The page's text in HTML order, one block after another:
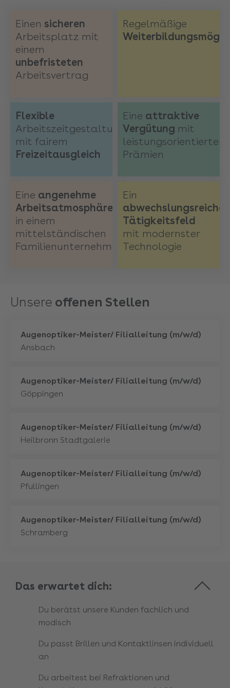
Einen sicheren
Arbeitsplatz mit
einem
unbefristeten
Arbeitsvertrag
Regelmäßige
Eine attraktive
Vergütung mit
leistungsorientierten
Prämien
Flexible
Arbeitszeitgestaltung
mit fairem
Freizeitausgleich
Eine angenehme
Arbeitsatmosphäre
in einem
mittelständischen
Familienunternehmen
Ein
abwechslungsreiches
Tätigkeitsfeld
mit modernster
Technologie
Unsere offenen Stellen
Mehr
Augenoptiker-Meister/ Filialleitung (m/w/d)
Ansbach
Mehr
Augenoptiker-Meister/ Filialleitung (m/w/d)
Göppingen
Mehr
Augenoptiker-Meister/ Filialleitung (m/w/d)
Heilbronn Stadtgalerie
Mehr
Augenoptiker-Meister/ Filialleitung (m/w/d)
Pfullingen
Mehr
Augenoptiker-Meister/ Filialleitung (m/w/d)
Schramberg
Das erwartet dich:
Du berätst unsere Kunden fachlich und
modisch
Du passt Brillen und Kontaktlinsen individuell
an
Du arbeitest bei Refraktionen und